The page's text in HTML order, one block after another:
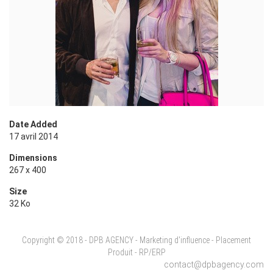
Date Added
17 avril 2014
Dimensions
267 x 400
Size
32 Ko
Copyright © 2018 - DPB AGENCY - Marketing d'influence - Placement
Produit - RP/ERP
contact@dpbagency.com